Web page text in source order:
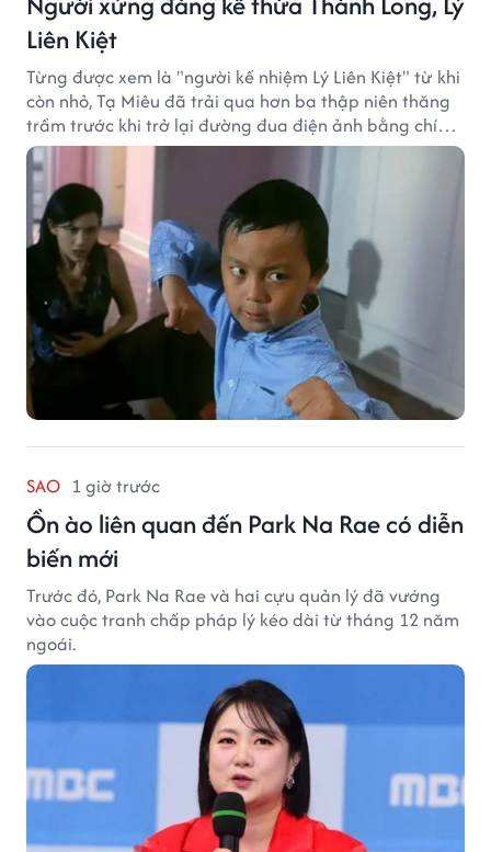
SAO 1 giờ trước
Ồn ào liên quan đến Park Na Rae có diễn
biến mới
Trước đó, Park Na Rae và hai cựu quản lý đã vướng
vào cuộc tranh chấp pháp lý kéo dài từ tháng 12 năm
ngoái.
ÂM NHẠC 1 giờ trước
Chi Pu ghi điểm với trang phục tại
Philippines
Chi Pu là nghệ sĩ trẻ đầu tiên đồng hành cùng Bộ Văn